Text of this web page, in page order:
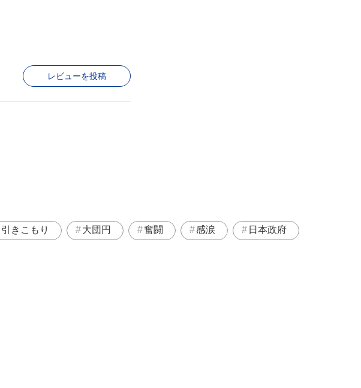
レビューを投稿
引きこもり 大団円 奮闘 感涙 日本政府